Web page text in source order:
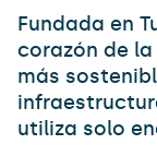
Fundada en
corazón de
más
utiliza solo